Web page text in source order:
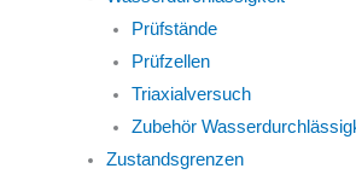
Prüfstände
Prüfzellen
Triaxialversuch
Zubehör
Zustandsgrenzen